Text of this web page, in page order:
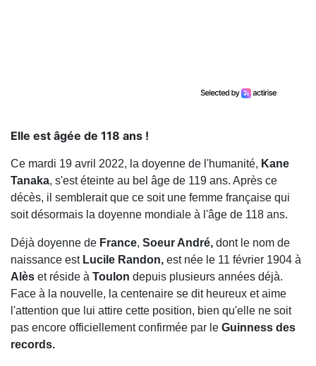
Elle est âgée de 118 ans !
Ce mardi 19 avril 2022, la doyenne de l'humanité, Kane
Tanaka, s'est éteinte au bel âge de 119 ans. Après ce
décès, il semblerait que ce soit une femme française qui
soit désormais la doyenne mondiale à l'âge de 118 ans.
Déjà doyenne de France, Soeur André, dont le nom de
naissance estLucile Randon, est née le 11 février 1904 à
Alès et réside à Toulon depuis plusieurs années déjà.
Face à la nouvelle, la centenaire se dit heureux et aime
l'attention que lui attire cette position, bien qu'elle ne soit
pas encore officiellement confirmée par le Guinness des
records.